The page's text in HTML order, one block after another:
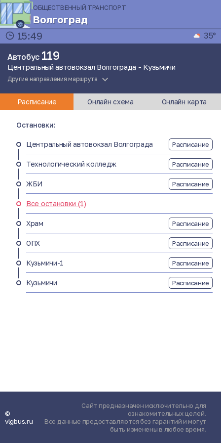
ОБЩЕСТВЕННЫЙ ТРАНСПОРТ
Волгоград
15:49
35°
Автобус 119
Центральный автовокзал Волгограда - Кузьмичи
Другие направления маршрута
Расписание Онлайн схема Онлайн карта
Остановки:
Центральный автовокзал Волгограда Расписание
Технологический колледж Расписание
ЖБИ Расписание
Все остановки (1)
Храм Расписание
ОПХ Расписание
Кузьмичи-1 Расписание
Кузьмичи Расписание
©
vlgbus.ru
Сайт предназначен исключительно для
ознакомительных целей.
Все данные предоставляются без гарантий и могут
быть изменены в любое время.